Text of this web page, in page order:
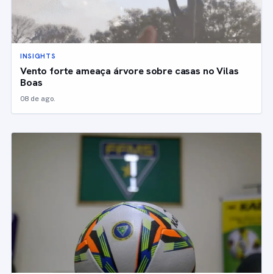
INSIGHTS
Vento forte ameaça árvore sobre casas no Vilas
Boas
08 de ago.